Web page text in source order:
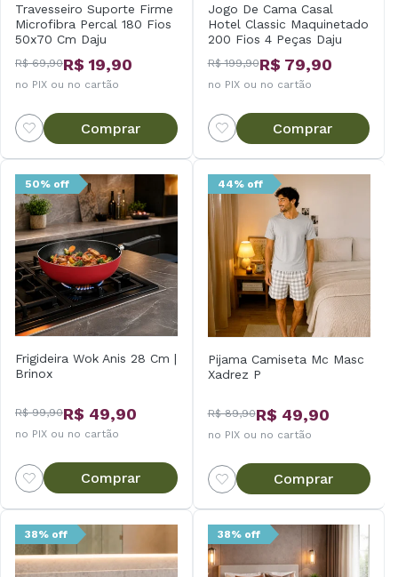
Travesseiro Suporte Firme
Microfibra Percal 180 Fios
50x70 Cm Daju
R$ 69,90R$ 19,90
no PIX ou no cartão
Comprar
Jogo De Cama Casal
Hotel Classic Maquinetado
200 Fios 4 Peças Daju
R$ 199,90R$ 79,90
no PIX ou no cartão
Comprar
50% off
Frigideira Wok Anis 28 Cm |
Brinox
R$ 99,90R$ 49,90
no PIX ou no cartão
Comprar
44% off
Pijama Camiseta Mc Masc
Xadrez P
R$ 89,90R$ 49,90
no PIX ou no cartão
Comprar
38% off 38% off